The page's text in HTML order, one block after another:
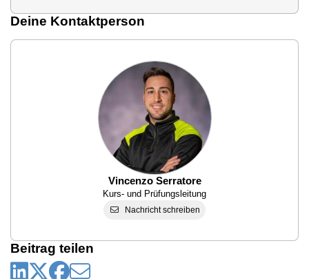
Deine Kontaktperson
Vincenzo Serratore
Kurs- und Prüfungsleitung
Nachricht schreiben
Beitrag teilen